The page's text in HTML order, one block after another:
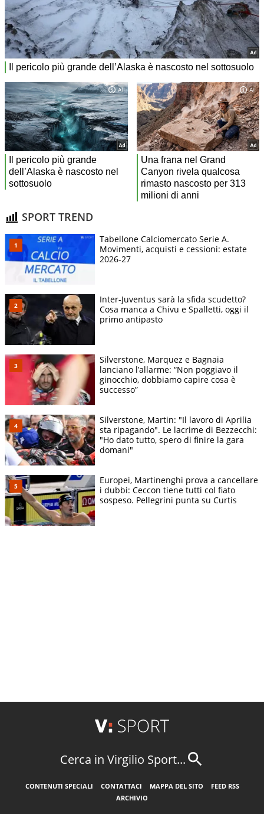
SPORT TREND
Tabellone Calciomercato Serie A.
Movimenti, acquisti e cessioni: estate
2026-27
Inter-Juventus sarà la sfida scudetto?
Cosa manca a Chivu e Spalletti, oggi il
primo antipasto
Silverstone, Marquez e Bagnaia
lanciano l’allarme: “Non poggiavo il
ginocchio, dobbiamo capire cosa è
successo”
Silverstone, Martin: "Il lavoro di Aprilia
sta ripagando". Le lacrime di Bezzecchi:
"Ho dato tutto, spero di finire la gara
domani"
Europei, Martinenghi prova a cancellare
i dubbi: Ceccon tiene tutti col fiato
sospeso. Pellegrini punta su Curtis
Cerca in Virgilio Sport...
CONTENUTI SPECIALI CONTATTACI MAPPA DEL SITO
FEED RSS
ARCHIVIO